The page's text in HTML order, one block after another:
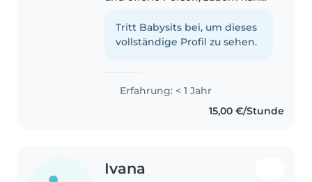
umgehen sei es ein klein oder
Schulkind und ich bin bereit um
Tritt Babysits bei, um dieses
vollständige Profil zu sehen.
Erfahrung: < 1 Jahr
15,00 €/Stunde
Ivana